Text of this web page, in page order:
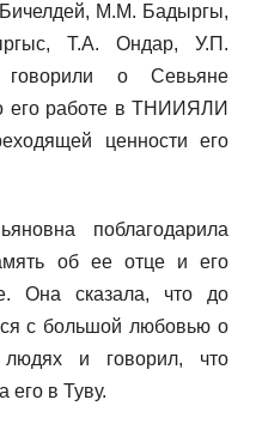
М.М. Бадыргы,
Т.А. Ондар, У.П.
говорили о Севьяне
его работе в ТНИИЯЛИ
ценности его
поблагодарила
об ее отце и его
Она сказала, что до
с большой любовью о
и говорил, что
его в Туву.